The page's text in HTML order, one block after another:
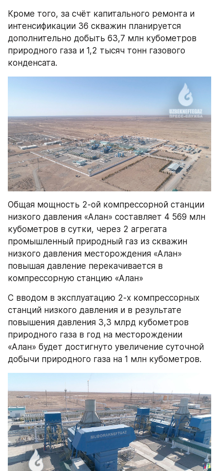
Кроме того, за счёт капитального ремонта и
интенсификации 36 скважин планируется
дополнительно добыть 63,7 млн кубометров
природного газа и 1,2 тысяч тонн газового
конденсата.
Общая мощность 2-ой компрессорной станции
низкого давления «Алан» составляет 4 569 млн
кубометров в сутки, через 2 агрегата
промышленный природный газ из скважин
низкого давления месторождения «Алан»
повышая давление перекачивается в
компрессорную станцию «Алан»
С вводом в эксплуатацию 2-х компрессорных
станций низкого давления и в результате
повышения давления 3,3 млрд кубометров
природного газа в год на месторождении
«Алан» будет достигнуто увеличение суточной
добычи природного газа на 1 млн кубометров.